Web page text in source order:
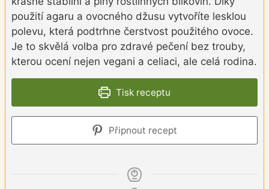
použití agaru a ovocného džusu vytvoříte lesklou
polevu, která podtrhne čerstvost použitého ovoce.
Je to skvělá volba pro zdravé pečení bez trouby,
kterou ocení nejen vegani a celiaci, ale celá rodina.
Tisk receptu
Připnout recept